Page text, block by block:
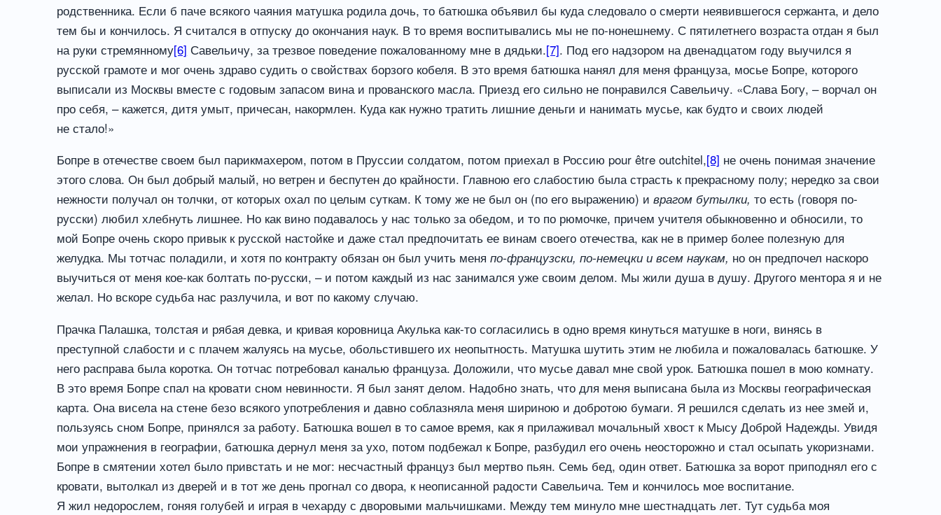
родственника. Если б паче всякого чаяния матушка родила дочь, то батюшка объявил бы куда следовало о смерти неявившегося сержанта, и дело
тем бы и кончилось. Я считался в отпуску до окончания наук. В то время воспитывались мы не по-нонешнему. С пятилетнего возраста отдан я был
на руки стремянному[6] Савельичу, за трезвое поведение пожалованному мне в дядьки.[7]. Под его надзором на двенадцатом году выучился я
русской грамоте и мог очень здраво судить о свойствах борзого кобеля. В это время батюшка нанял для меня француза, мосье Бопре, которого
выписали из Москвы вместе с годовым запасом вина и прованского масла. Приезд его сильно не понравился Савельичу. «Слава Богу, – ворчал он
про себя, – кажется, дитя умыт, причесан, накормлен. Куда как нужно тратить лишние деньги и нанимать мусье, как будто и своих людей
не стало!»
Бопре в отечестве своем был парикмахером, потом в Пруссии солдатом, потом приехал в Россию pour être outchitel,[8] не очень понимая значение
этого слова. Он был добрый малый, но ветрен и беспутен до крайности. Главною его слабостию была страсть к прекрасному полу; нередко за свои
нежности получал он толчки, от которых охал по целым суткам. К тому же не был он (по его выражению) иврагом бутылки, то есть (говоря по-
русски) любил хлебнуть лишнее. Но как вино подавалось у нас только за обедом, и то по рюмочке, причем учителя обыкновенно и обносили, то
мой Бопре очень скоро привык к русской настойке и даже стал предпочитать ее винам своего отечества, как не в пример более полезную для
желудка. Мы тотчас поладили, и хотя по контракту обязан он был учить меняпо-французски, по-немецки и всем наукам, но он предпочел наскоро
выучиться от меня кое-как болтать по-русски, – и потом каждый из нас занимался уже своим делом. Мы жили душа в душу. Другого ментора я и не
желал. Но вскоре судьба нас разлучила, и вот по какому случаю.
Прачка Палашка, толстая и рябая девка, и кривая коровница Акулька как-то согласились в одно время кинуться матушке в ноги, винясь в
преступной слабости и с плачем жалуясь на мусье, обольстившего их неопытность. Матушка шутить этим не любила и пожаловалась батюшке. У
него расправа была коротка. Он тотчас потребовал каналью француза. Доложили, что мусье давал мне свой урок. Батюшка пошел в мою комнату.
В это время Бопре спал на кровати сном невинности. Я был занят делом. Надобно знать, что для меня выписана была из Москвы географическая
карта. Она висела на стене безо всякого употребления и давно соблазняла меня шириною и добротою бумаги. Я решился сделать из нее змей и,
пользуясь сном Бопре, принялся за работу. Батюшка вошел в то самое время, как я прилаживал мочальный хвост к Мысу Доброй Надежды. Увидя
мои упражнения в географии, батюшка дернул меня за ухо, потом подбежал к Бопре, разбудил его очень неосторожно и стал осыпать укоризнами.
Бопре в смятении хотел было привстать и не мог: несчастный француз был мертво пьян. Семь бед, один ответ. Батюшка за ворот приподнял его с
кровати, вытолкал из дверей и в тот же день прогнал со двора, к неописанной радости Савельича. Тем и кончилось мое воспитание.
Я жил недорослем, гоняя голубей и играя в чехарду с дворовыми мальчишками. Между тем минуло мне шестнадцать лет. Тут судьба моя